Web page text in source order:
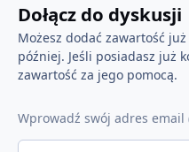
Dołącz do dyskusji
Możesz dodać zawartość
później. Jeśli posiadasz już
zawartość za jego pomocą.